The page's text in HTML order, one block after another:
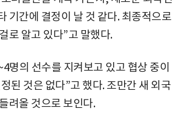
기간에 결정이 날 것 같다. 최종적으로
로 알고 있다”고 말했다.
명의 선수를 지켜보고 있고 협상 중이
된 것은 없다”고 했다. 조만간 새 외국
려올 것으로 보인다.